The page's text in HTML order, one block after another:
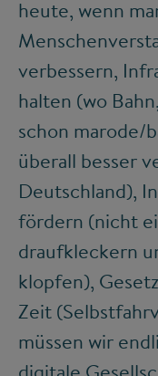
heute, wenn
verbessern,
halten (wo
schon marode/
überall besser
Deutschland),
fördern (nicht
draufkleckern
klopfen),
Zeit
müssen wir